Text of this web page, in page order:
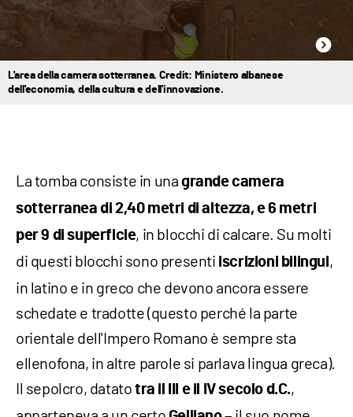
L'area della camera sotterranea. Credit: Ministero albanese
dell'economia, della cultura e dell'innovazione.
La tomba consiste in una grande camera
sotterranea di 2,40 metri di altezza, e 6 metri
per 9 di superficie, in blocchi di calcare. Su molti
di questi blocchi sono presenti iscrizioni bilingui,
in latino e in greco che devono ancora essere
schedate e tradotte (questo perché la parte
orientale dell'Impero Romano è sempre sta
ellenofona, in altre parole si parlava lingua greca).
Il sepolcro, datato tra il III e il IV secolo d.C.,